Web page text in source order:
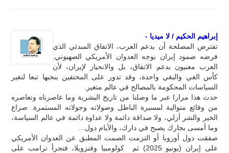
إبراهيم الحكيم / لا ميديا -
تفترض المصلحة أن يدعم العرب، الاتفاق المبدئي الذي
فرضه صمود إيران بوجه العدوان الأمريكي الصهيوني.
العرب معنيون بدعم الاتفاق، بل والانحياز لإيران، لأن
كأس الغي والبغي واحدة، وقد تدور على المحتفين بنخبها تبعا لتغير
السياسات المحكومة بالمصالح في عالم متغير.
حدث هذا مرارا عبر ما وصلنا من تاريخ البشرية وما عاصرناه ونعاصره
من وقائع متوالية لمسيرة الباطل وصولاته وجولاته المستمرة. صراع
الخير والشر أزلي، ولا صداقة دائمة ولا عداوة دائمة في عالم السياسة،
وما أمسى بجارك يصبح في دارك، والأيام دول...
صفقت دول أوروبا أو التزمت الصمت المطبق عن العدوان الأمريكي
على إيران (يونيو 2025) ثم كولومبيا وفنزويلا، فتجرأ ترامب على